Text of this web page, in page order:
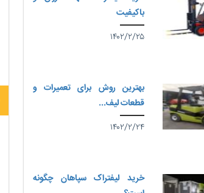
باکیفیت
۱۴۰۲/۲/۲۵
بهترین روش برای تعمیرات و
قطعات لیف...
۱۴۰۲/۲/۲۴
خرید لیفتراک سپاهان چگونه